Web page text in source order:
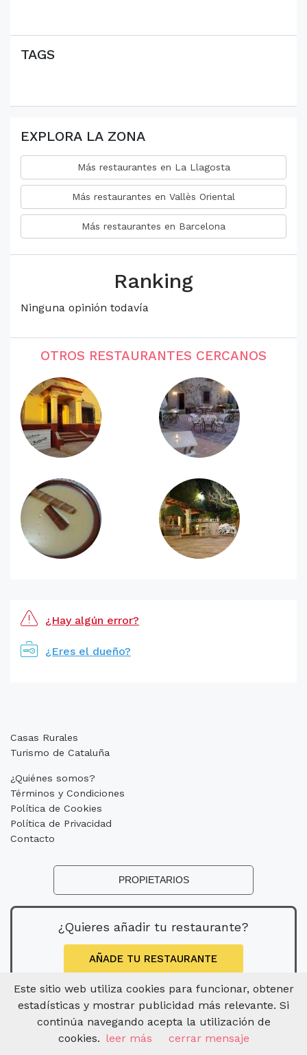
TAGS
EXPLORA LA ZONA
Más restaurantes en La Llagosta
Más restaurantes en Vallès Oriental
Más restaurantes en Barcelona
Ranking
Ninguna opinión todavía
OTROS RESTAURANTES CERCANOS
¿Hay algún error?
¿Eres el dueño?
Casas Rurales
Turismo de Cataluña
¿Quiénes somos?
Términos y Condiciones
Política de Cookies
Política de Privacidad
Contacto
PROPIETARIOS
¿Quieres añadir tu restaurante?
AÑADE TU RESTAURANTE
Este sitio web utiliza cookies para funcionar, obtener
estadísticas y mostrar publicidad más relevante. Si
continúa navegando acepta la utilización de
cookies. leer más cerrar mensaje